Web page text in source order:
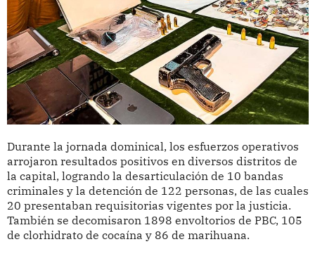
Durante la jornada dominical, los esfuerzos operativos
arrojaron resultados positivos en diversos distritos de
la capital, logrando la desarticulación de 10 bandas
criminales y la detención de 122 personas, de las cuales
20 presentaban requisitorias vigentes por la justicia.
También se decomisaron 1898 envoltorios de PBC, 105
de clorhidrato de cocaína y 86 de marihuana.